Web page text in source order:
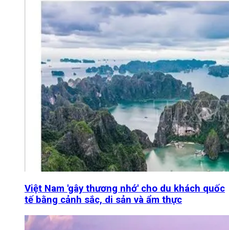
Việt Nam 'gây thương nhớ' cho du khách quốc
tế bằng cảnh sắc, di sản và ẩm thực